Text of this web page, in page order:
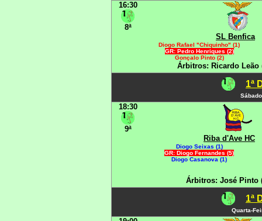
16:30
8ª
SL Benfica
Diogo Rafael "Chiquinho" (1)
GR: Pedro Henriques (2)
Gonçalo Pinto (2)
Árbitros: Ricardo Leão
1ª
18:30
9ª
Riba d'Ave HC
Diogo Seixas (1)
GR: Diogo Fernandes (5)
Diogo Casanova (1)
Árbitros: José Pinto
1ª
Quarta-